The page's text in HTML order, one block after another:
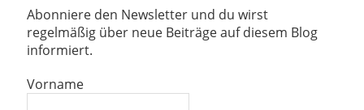
Abonniere den Newsletter und du wirst
regelmäßig über neue Beiträge auf diesem Blog
informiert.
Vorname